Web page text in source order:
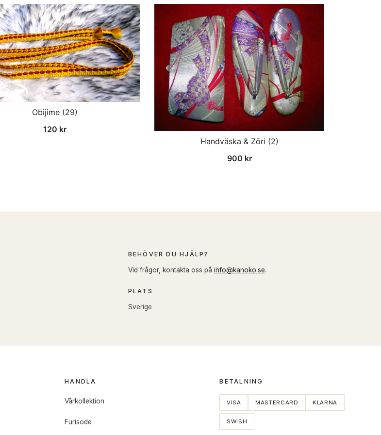
Obijime (29)
120 kr
Handväska & Zōri (2)
900 kr
BEHÖVER DU HJÄLP?
Vid frågor, kontakta oss på info@kanoko.se.
PLATS
Sverige
HANDLA
Vårkollektion
Furisode
BETALNING
VISA MASTERCARD KLARNA
SWISH